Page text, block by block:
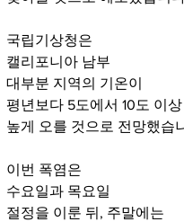
국립기상청은
캘리포니아 남부
대부분 지역의 기온이
평년보다 5도에서 10도 이상
높게 오를 것으로 전망했습
이번 폭염은
수요일과 목요일
절정을 이룬 뒤, 주말에는